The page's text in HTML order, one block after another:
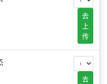
去
上
传
去